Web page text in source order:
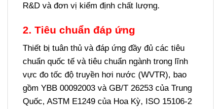
R&D và đơn vị kiểm định chất lượng.
2. Tiêu chuẩn đáp ứng
Thiết bị tuân thủ và đáp ứng đầy đủ các tiêu
chuẩn quốc tế và tiêu chuẩn ngành trong lĩnh
vực đo tốc độ truyền hơi nước (WVTR), bao
gồm YBB 00092003 và GB/T 26253 của Trung
Quốc, ASTM E1249 của Hoa Kỳ, ISO 15106-2